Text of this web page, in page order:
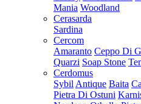
Mania Woodland
Cerasarda
Sardina
Cercom
Amaranto Ceppo Di
Quarzi Soap Stone
Cerdomus
Sybil Antique Baita
Pietra Di Ostuni